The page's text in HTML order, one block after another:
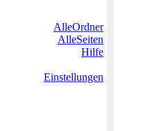
AlleOrdner
AlleSeiten
Hilfe
Einstellungen